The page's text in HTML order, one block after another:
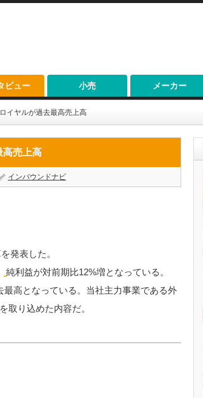
ビュー 小売 メーカー
イヤルが過去最高売上高
高売上高
インバウンドナビ
発表した。
純利益が対前期比12%増となっている。
高となっている。当社主力事業である外
取り込めた内容だ。